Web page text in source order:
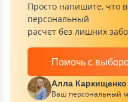
Просто напишите, что
персональный
расчет без лишних
Помочь с
Алла Каркищенко
Ваш персональный